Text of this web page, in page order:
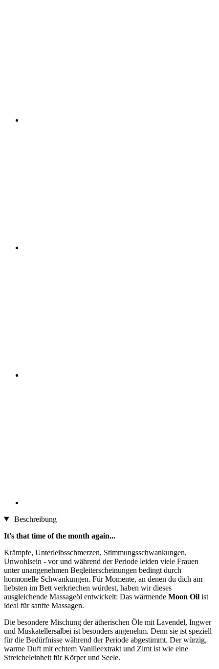
Beschreibung
It's that time of the month again...
Krämpfe, Unterleibsschmerzen, Stimmungsschwankungen,
Unwohlsein - vor und während der Periode leiden viele Frauen
unter unangenehmen Begleiterscheinungen bedingt durch
hormonelle Schwankungen. Für Momente, an denen du dich am
liebsten im Bett verkriechen würdest, haben wir dieses
ausgleichende Massageöl entwickelt: Das wärmende Moon Oil ist
ideal für sanfte Massagen.
Die besondere Mischung der ätherischen Öle mit Lavendel, Ingwer
und Muskatellersalbei ist besonders angenehm. Denn sie ist speziell
für die Bedürfnisse während der Periode abgestimmt. Der würzig,
warme Duft mit echtem Vanilleextrakt und Zimt ist wie eine
Streicheleinheit für Körper und Seele.